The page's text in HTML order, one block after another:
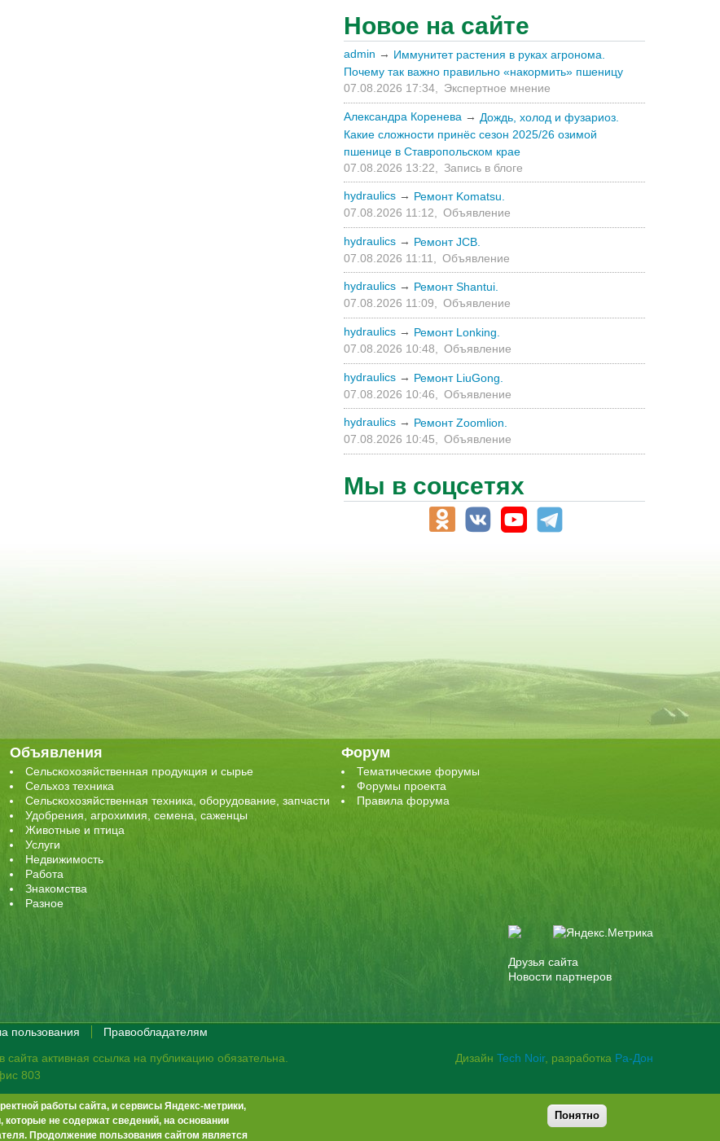
Новое на сайте
admin → Иммунитет растения в руках агронома.
Почему так важно правильно «накормить» пшеницу
07.08.2026 17:34,
Экспертное мнение
Александра Коренева → Дождь, холод и фузариоз.
Какие сложности принёс сезон 2025/26 озимой
пшенице в Ставропольском крае
07.08.2026 13:22,
Запись в блоге
hydraulics → Ремонт Komatsu.
07.08.2026 11:12,
Объявление
hydraulics → Ремонт JCB.
07.08.2026 11:11,
Объявление
hydraulics → Ремонт Shantui.
07.08.2026 11:09, Объявление
hydraulics → Ремонт Lonking.
07.08.2026 10:48,
Объявление
hydraulics → Ремонт LiuGong.
07.08.2026 10:46,
Объявление
hydraulics → Ремонт Zoomlion.
07.08.2026 10:45,
Объявление
Мы в соцсетях
Объявления
Сельскохозяйственная продукция и сырье
Сельхоз техника
Сельскохозяйственная техника, оборудование, запчасти
Удобрения, агрохимия, семена, саженцы
Животные и птица
Услуги
Недвижимость
Работа
Знакомства
Разное
Форум
Тематические форумы
Форумы проекта
Правила форума
Друзья сайта
Новости партнеров
пользования
Правообладателям
активная ссылка на публикацию обязательна.
803
премодерируются.Положение о защите персональных данных
info@agrobook.ru
Дизайн Tech Noir, разработка Ра-Дон
работы сайта, и сервисы Яндекс-метрики,
не содержат сведений, на основании
Продолжение пользования сайтом является
Понятно